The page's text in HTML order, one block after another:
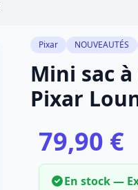
Pixar NOUVEAUTÉS
Mini sac
Pixar
79,90 €
En stock —